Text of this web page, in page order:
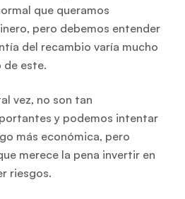
que queramos
pero debemos entender
del recambio varía mucho
de este.
vez, no son tan
y podemos intentar
más económica, pero
merece la pena invertir en
riesgos.